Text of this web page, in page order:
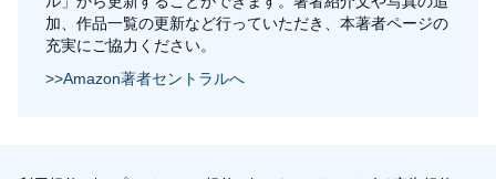
加、作品一覧の更新など行っていただき、本著者ページの
充実にご協力ください。
>>Amazon著者セントラルへ